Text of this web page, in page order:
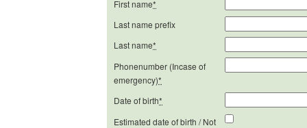
First name*
Last name prefix
Last name*
Phonenumber (Incase of
emergency)*
Date of birth*
Estimated date of birth / Not